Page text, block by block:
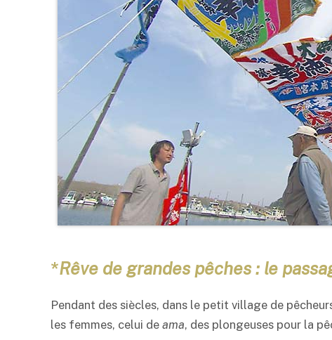
*Rêve de grandes pêches : le
Pendant des siècles, dans le petit village de
les femmes, celui de ama, des plongeuses pour la